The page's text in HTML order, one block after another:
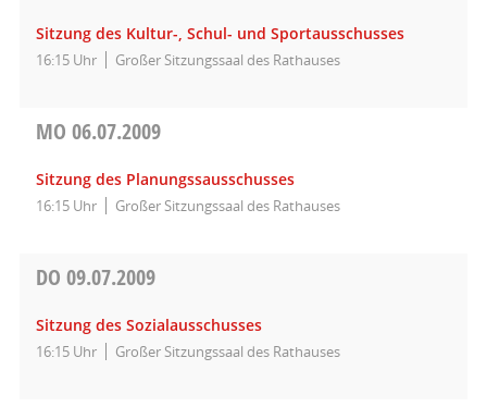
Sitzung des Kultur-, Schul- und Sportausschusses
16:15 Uhr Großer Sitzungssaal des Rathauses
MO 06.07.2009
Sitzung des Planungssausschusses
16:15 Uhr Großer Sitzungssaal des Rathauses
DO 09.07.2009
Sitzung des Sozialausschusses
16:15 Uhr Großer Sitzungssaal des Rathauses